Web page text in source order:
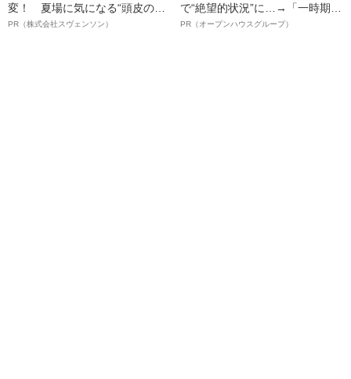
変！ 夏場に気になる“頭皮のニ
オイ”や“ベタつき”を解消す
PR（株式会社スヴェンソン）
で“絶望的状況”に…→「一時期は
納品3年待ち」のヒット商品を生
PR（オープンハウスグループ）